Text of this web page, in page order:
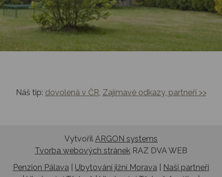
Náš tip: dovolená v ČR, Zajímavé odkazy, partneři >>
Vytvořil ARGON systems
Tvorba webových stránek RAZ DVA WEB
Penzion Pálava
Ubytování jižní Morava
Naši partneři